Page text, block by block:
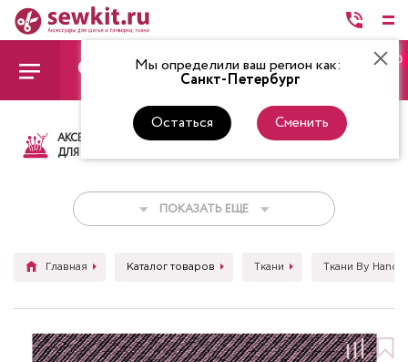
Мы определили ваш регион как:
Санкт-Петербург
Остаться Сменить
0
АКСЕССУАРЫ
ДЛЯ ШИТЬЯ
ТКАНИ НИТКИ
ПОКАЗАТЬ ЕЩЕ
Главная Каталог товаров Ткани Ткани By Hands